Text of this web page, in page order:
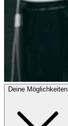
Deine Möglichkeiten